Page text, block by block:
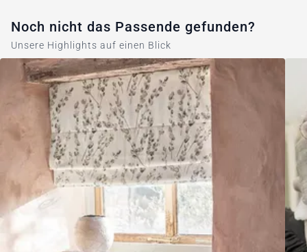
Noch nicht das Passende gefunden?
Unsere Highlights auf einen Blick